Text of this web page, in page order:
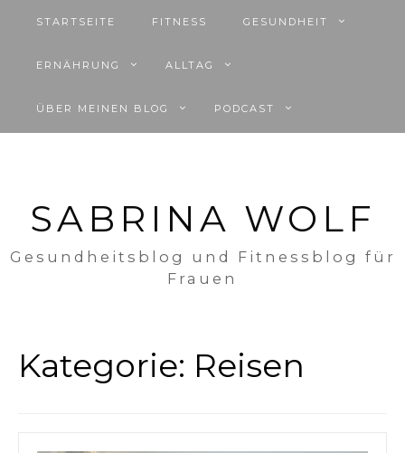
STARTSEITE FITNESS GESUNDHEIT
ERNÄHRUNG ALLTAG
ÜBER MEINEN BLOG PODCAST
SABRINA WOLF
Gesundheitsblog und Fitnessblog für
Frauen
Kategorie: Reisen